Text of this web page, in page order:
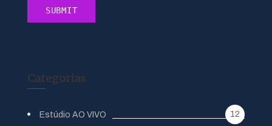
Categorias
Estúdio AO VIVO 12